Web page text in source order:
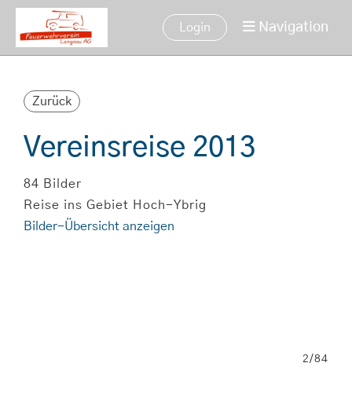
Login Navigation
Zurück
Vereinsreise 2013
84 Bilder
Reise ins Gebiet Hoch-Ybrig
Bilder-Übersicht anzeigen
2/84